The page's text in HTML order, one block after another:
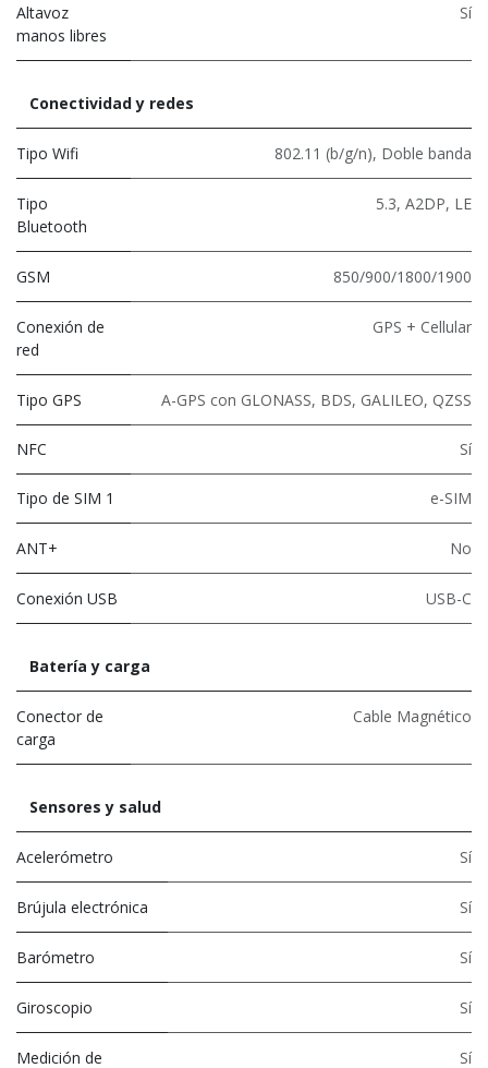
Altavoz
manos libres
Sí
Conectividad y redes
Tipo Wifi 802.11 (b/g/n), Doble banda
Tipo
Bluetooth
5.3, A2DP, LE
GSM 850/900/1800/1900
Conexión de
red
GPS + Cellular
Tipo GPS A-GPS con GLONASS, BDS, GALILEO, QZSS
NFC Sí
Tipo de SIM 1 e-SIM
ANT+ No
Conexión USB USB-C
Batería y carga
Conector de
carga
Cable Magnético
Sensores y salud
Acelerómetro Sí
Brújula electrónica Sí
Barómetro Sí
Giroscopio Sí
Medición de
Sí